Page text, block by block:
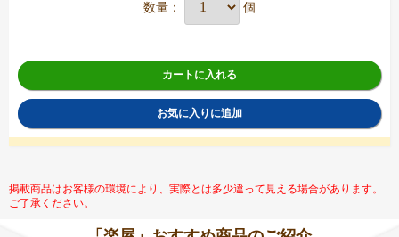
数量： 個
カートに入れる
お気に入りに追加
掲載商品はお客様の環境により、実際とは多少違って見える場合があります。
ご了承ください。